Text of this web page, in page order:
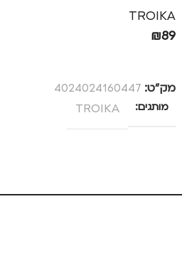
TROIKA
₪89
מק”ט: 4024024160447
מותגים TROIKA